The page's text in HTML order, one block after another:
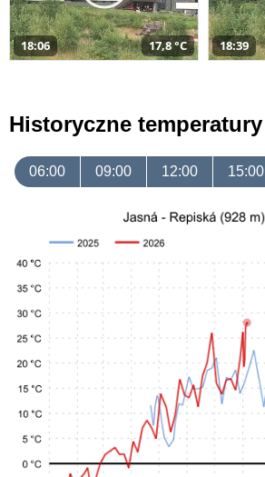
18:06 17,8 °C 18:39
Historyczne temperatury
06:00 09:00 12:00 15:00